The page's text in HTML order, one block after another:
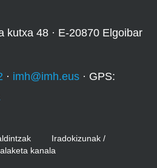
kutxa 48 · E-20870 Elgoibar
· imh@imh.eus · GPS:
Iradokizunak /
kanala